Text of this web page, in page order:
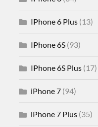
IPhone 6 Plus (13)
IPhone 6S (93)
IPhone 6S Plus (17)
iPhone 7 (94)
iPhone 7 Plus (35)